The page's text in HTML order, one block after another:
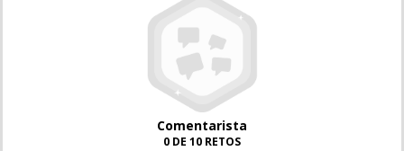
Comentarista
0 DE 10 RETOS